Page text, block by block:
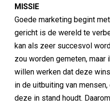
MISSIE
Goede marketing begint
gericht is de wereld te
kan als zeer succesvol
zou worden gemeten,
willen werken dat deze
in de uitbuiting van
deze in stand houdt.